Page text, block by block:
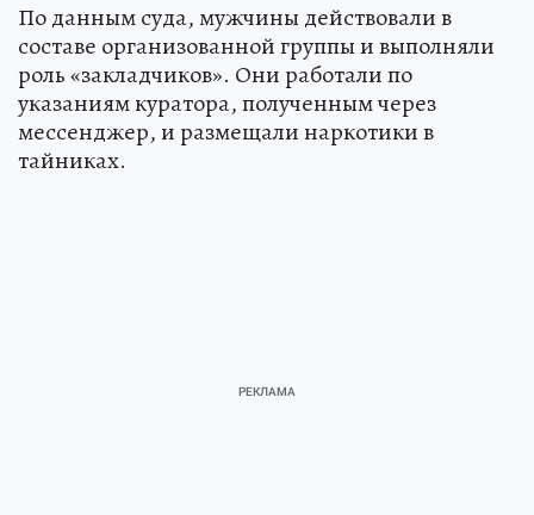
По данным суда, мужчины действовали в
составе организованной группы и выполняли
роль «закладчиков». Они работали по
указаниям куратора, полученным через
мессенджер, и размещали наркотики в
тайниках.